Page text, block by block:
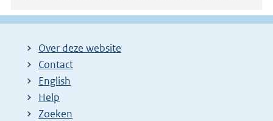
Over deze website
Contact
English
Help
Zoeken